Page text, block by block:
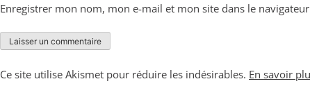
Enregistrer mon nom, mon e-mail et mon site dans le
Ce site utilise Akismet pour réduire les indésirables. En savoir